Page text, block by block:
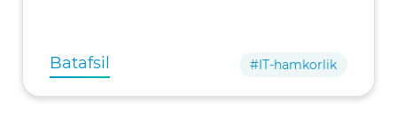
Batafsil #IT-hamkorlik